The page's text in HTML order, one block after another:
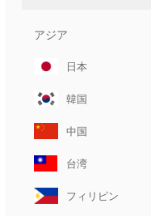
アジア
日本
韓国
中国
台湾
フィリピン